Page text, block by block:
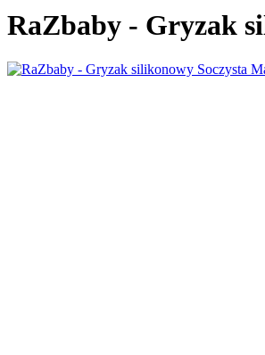
RaZbaby - Gryzak